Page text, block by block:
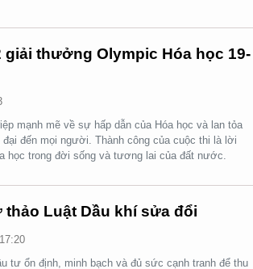
giải thưởng Olympic Hóa học 19-
mạnh mẽ về sự hấp dẫn của Hóa học và lan tỏa
đến mọi người. Thành công của cuộc thi là lời
học trong đời sống và tương lai của đất nước.
Luật Dầu khí sửa đổi
tư ổn định, minh bạch và đủ sức cạnh tranh để thu